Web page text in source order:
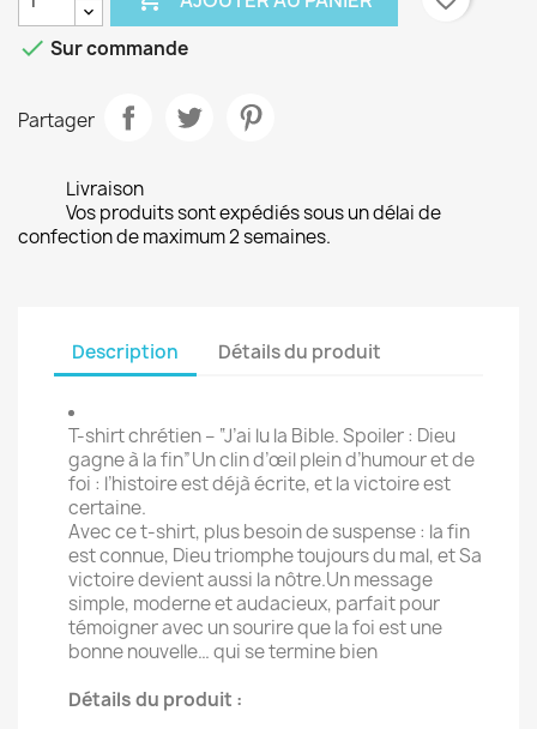
 Sur commande
Partager
Livraison
Vos produits sont expédiés sous un délai de
confection de maximum 2 semaines.
Description Détails du produit
T-shirt chrétien – “J’ai lu la Bible. Spoiler : Dieu
gagne à la fin”Un clin d’œil plein d’humour et de
foi : l’histoire est déjà écrite, et la victoire est
certaine.
Avec ce t-shirt, plus besoin de suspense : la fin
est connue, Dieu triomphe toujours du mal, et Sa
victoire devient aussi la nôtre.Un message
simple, moderne et audacieux, parfait pour
témoigner avec un sourire que la foi est une
bonne nouvelle… qui se termine bien
Détails du produit :